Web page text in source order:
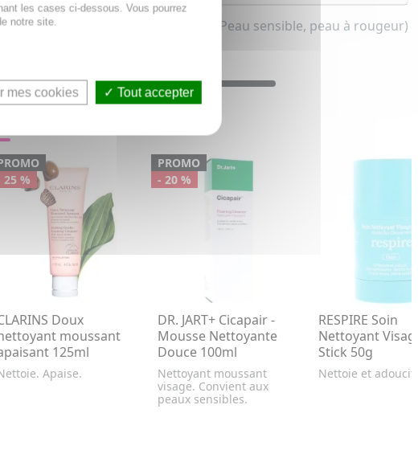
demaquillant pour femme (Peau sensible, peau à rougeur)
25 %
Doux
moussant
125ml
Apaise.
PROMO
- 20 %
DR. JART+ Cicapair -
Mousse Nettoyante
Douce 100ml
Nettoyant moussant
visage. Convient aux
peaux sensibles.
RESPIRE Soin
Nettoyant
Stick 50g
Nettoie et adoucit
les cases ci-dessous. Vous pourrez
notre site.
mes cookies Tout accepter